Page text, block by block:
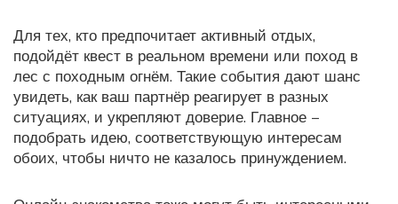
Для тех, кто предпочитает активный отдых,
подойдёт квест в реальном времени или поход в
лес с походным огнём. Такие события дают шанс
увидеть, как ваш партнёр реагирует в разных
ситуациях, и укрепляют доверие. Главное –
подобрать идею, соответствующую интересам
обоих, чтобы ничто не казалось принуждением.